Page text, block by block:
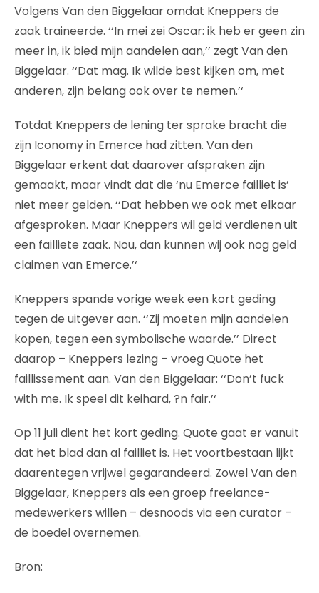
Volgens Van den Biggelaar omdat Kneppers de
zaak traineerde. ‘‘In mei zei Oscar: ik heb er geen zin
meer in, ik bied mijn aandelen aan,’’ zegt Van den
Biggelaar. ‘‘Dat mag. Ik wilde best kijken om, met
anderen, zijn belang ook over te nemen.’‘
Totdat Kneppers de lening ter sprake bracht die
zijn Iconomy in Emerce had zitten. Van den
Biggelaar erkent dat daarover afspraken zijn
gemaakt, maar vindt dat die ‘nu Emerce failliet is’
niet meer gelden. ‘‘Dat hebben we ook met elkaar
afgesproken. Maar Kneppers wil geld verdienen uit
een failliete zaak. Nou, dan kunnen wij ook nog geld
claimen van Emerce.’‘
Kneppers spande vorige week een kort geding
tegen de uitgever aan. ‘‘Zij moeten mijn aandelen
kopen, tegen een symbolische waarde.’’ Direct
daarop – Kneppers lezing – vroeg Quote het
faillissement aan. Van den Biggelaar: ‘‘Don’t fuck
with me. Ik speel dit keihard, ?n fair.’‘
Op 11 juli dient het kort geding. Quote gaat er vanuit
dat het blad dan al failliet is. Het voortbestaan lijkt
daarentegen vrijwel gegarandeerd. Zowel Van den
Biggelaar, Kneppers als een groep freelance-
medewerkers willen – desnoods via een curator –
de boedel overnemen.
Bron: